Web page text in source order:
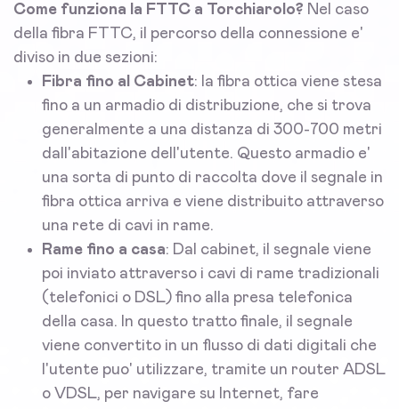
Come funziona la FTTC a Torchiarolo? Nel caso
della fibra FTTC, il percorso della connessione e'
diviso in due sezioni:
Fibra fino al Cabinet: la fibra ottica viene stesa
fino a un armadio di distribuzione, che si trova
generalmente a una distanza di 300-700 metri
dall'abitazione dell'utente. Questo armadio e'
una sorta di punto di raccolta dove il segnale in
fibra ottica arriva e viene distribuito attraverso
una rete di cavi in rame.
Rame fino a casa: Dal cabinet, il segnale viene
poi inviato attraverso i cavi di rame tradizionali
(telefonici o DSL) fino alla presa telefonica
della casa. In questo tratto finale, il segnale
viene convertito in un flusso di dati digitali che
l'utente puo' utilizzare, tramite un router ADSL
o VDSL, per navigare su Internet, fare